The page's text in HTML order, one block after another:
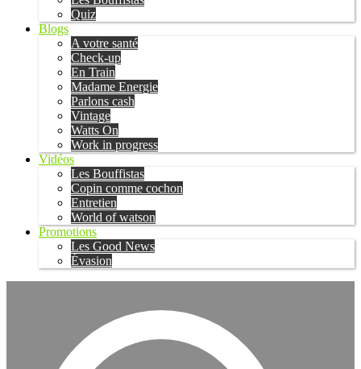
Quiz
Blogs
A votre santé
Check-up
En Train
Madame Energie
Parlons cash
Vintage
Watts On
Work in progress
Vidéos
Les Bouffistas
Copin comme cochon
Entretien
World of watson
Promotions
Les Good News
Évasion